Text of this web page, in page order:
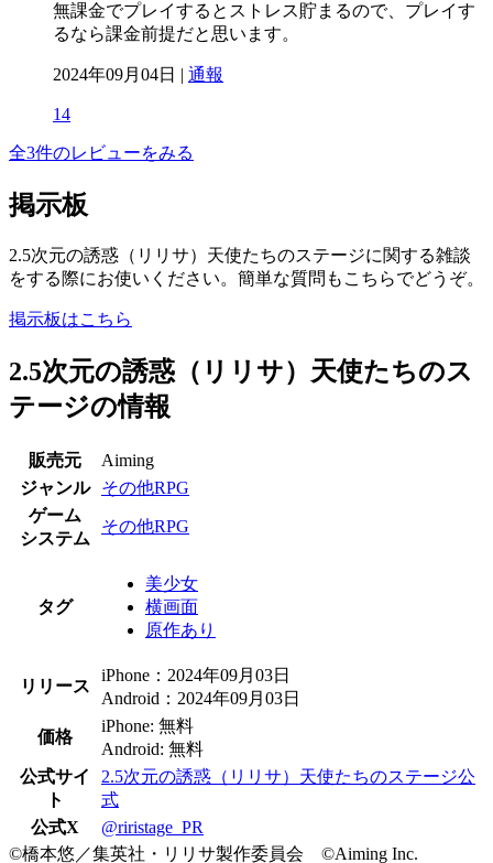
無課金でプレイするとストレス貯まるので、プレイす
るなら課金前提だと思います。
2024年09月04日 | 通報
14
全3件のレビューをみる
掲示板
2.5次元の誘惑（リリサ）天使たちのステージに関する雑談
をする際にお使いください。簡単な質問もこちらでどうぞ。
掲示板はこちら
2.5次元の誘惑（リリサ）天使たちのス
テージの情報
販売元
Aiming
ジャンル
その他RPG
ゲーム
システム
その他RPG
タグ
美少女
横画面
原作あり
リリース
iPhone：2024年09月03日
Android：2024年09月03日
価格
iPhone: 無料
Android: 無料
公式サイ
ト
2.5次元の誘惑（リリサ）天使たちのステージ公
式
公式X
@riristage_PR
©橋本悠／集英社・リリサ製作委員会 ©Aiming Inc.